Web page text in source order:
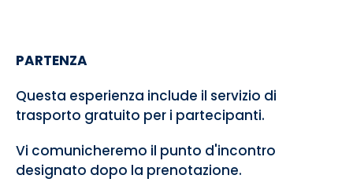
PARTENZA
Questa esperienza include il servizio di
trasporto gratuito per i partecipanti.
Vi comunicheremo il punto d'incontro
designato dopo la prenotazione.